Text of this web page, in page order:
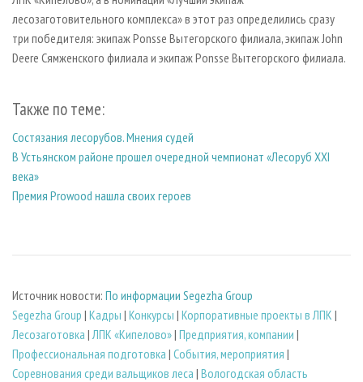
лесозаготовительного комплекса» в этот раз определились сразу
три победителя: экипаж Ponsse Вытегорского филиала, экипаж John
Deere Сямженского филиала и экипаж Ponsse Вытегорского филиала.
Также по теме:
Состязания лесорубов. Мнения судей
В Устьянском районе прошел очередной чемпионат «Лесоруб XXI
века»
Премия Prowood нашла своих героев
Источник новости: По информации Segezha Group
Segezha Group | Кадры | Конкурсы | Корпоративные проекты в ЛПК |
Лесозаготовка | ЛПК «Кипелово»| Предприятия, компании |
Профессиональная подготовка | События, мероприятия |
Соревнования среди вальщиков леса | Вологодская область